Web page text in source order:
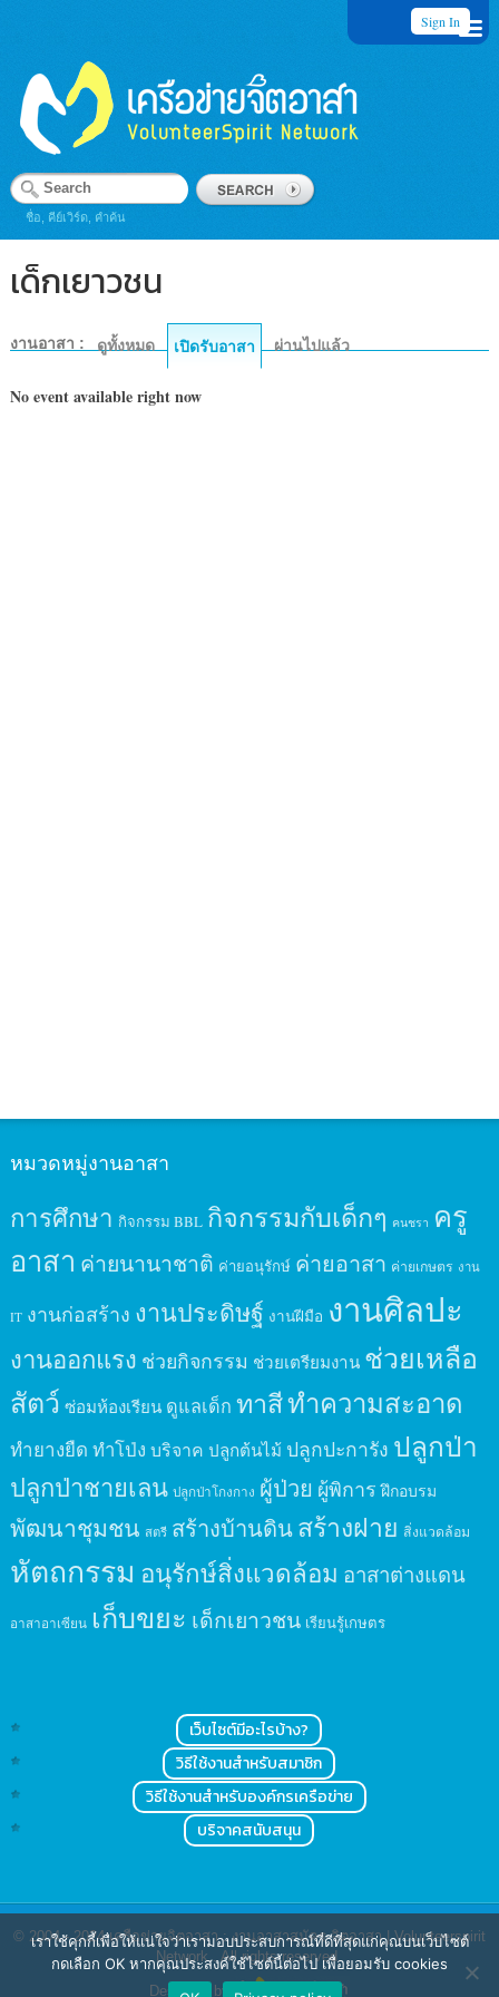
Sign In
ชื่อ, คีย์เวิร์ด, คำค้น
เด็กเยาวชน
งานอาสา : ดูทั้งหมด เปิดรับอาสา ผ่านไปแล้ว
No event available right now
หมวดหมู่งานอาสา
การศึกษา กิจกรรม BBL กิจกรรมกับเด็กๆ คนชรา ครู
อาสา ค่ายนานาชาติ ค่ายอนุรักษ์ ค่ายอาสา ค่ายเกษตร งาน
IT งานก่อสร้าง งานประดิษฐ์ งานฝีมือ งานศิลปะ
งานออกแรง ช่วยกิจกรรม ช่วยเตรียมงาน ช่วยเหลือ
สัตว์ ซ่อมห้องเรียน ดูแลเด็ก ทาสีทำความสะอาด
ทำยางยืด ทำโป่ง บริจาค ปลูกต้นไม้ ปลูกปะการัง ปลูกป่า
ปลูกป่าชายเลน ปลูกป่าโกงกาง ผู้ป่วย ผู้พิการ ฝึกอบรม
พัฒนาชุมชน สตรี สร้างบ้านดินสร้างฝาย สิ่งแวดล้อม
หัตถกรรม อนุรักษ์สิ่งแวดล้อม อาสาต่างแดน
อาสาอาเซียน เก็บขยะ เด็กเยาวชน เรียนรู้เกษตร
เว็บไซต์มีอะไรบ้าง?
วิธีใช้งานสำหรับสมาชิก
วิธีใช้งานสำหรับองค์กรเครือข่าย
บริจาคสนับสนุน
© 2004 - 2024เครือข่ายจิตอาสา : งานอาสาสมัคร จิตอาสา | Volunteerspirit
Network. All rights reserved.
Designed by
เราใช้คุกกี้เพื่อให้แน่ใจว่าเรามอบประสบการณ์ที่ดีที่สุดแก่คุณบนเว็บไซต์
กดเลือก OK หากคุณประสงค์ใช้ไซต์นี้ต่อไป เพื่อยอมรับ cookies